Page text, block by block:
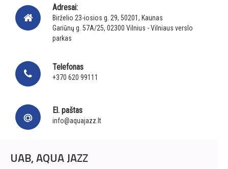
Adresai:
Birželio 23-iosios g. 29, 50201, Kaunas
Gariūnų g. 57A/25, 02300 Vilnius - Vilniaus verslo
parkas
Telefonas
+370 620 99111
El. paštas
info@aquajazz.lt
UAB, AQUA JAZZ